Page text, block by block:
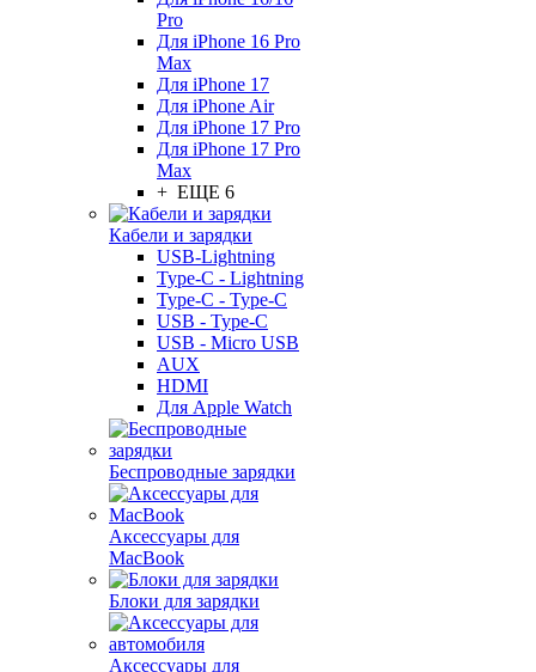
Pro
Для iPhone 16 Pro
Max
Для iPhone 17
Для iPhone Air
Для iPhone 17 Pro
Для iPhone 17 Pro
Max
+ ЕЩЕ 6
Кабели и зарядки
USB-Lightning
Type-C - Lightning
Type-C - Type-C
USB - Type-C
USB - Micro USB
AUX
HDMI
Для Apple Watch
Беспроводные зарядки
Аксессуары для
MacBook
Блоки для зарядки
Аксессуары для